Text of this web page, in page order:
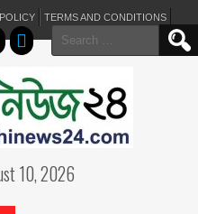
TERMS AND CONDITIONS
Search
for:
10, 2026